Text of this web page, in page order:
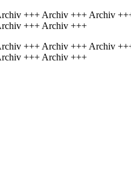
+++ Archiv +++ Archiv
+++ Archiv +++
+++ Archiv +++ Archiv
+++ Archiv +++